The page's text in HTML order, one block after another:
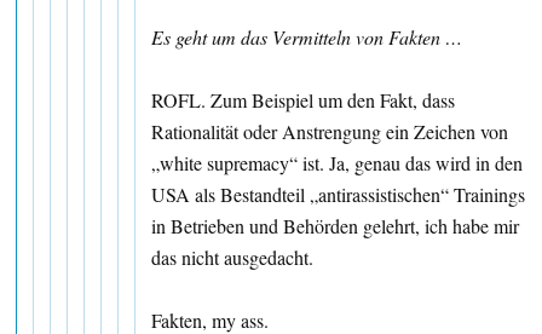
Es geht um das Vermitteln von Fakten …
ROFL. Zum Beispiel um den Fakt, dass
Rationalität oder Anstrengung ein Zeichen von
„white supremacy“ ist. Ja, genau das wird in den
USA als Bestandteil „antirassistischen“ Trainings
in Betrieben und Behörden gelehrt, ich habe mir
das nicht ausgedacht.
Fakten, my ass.